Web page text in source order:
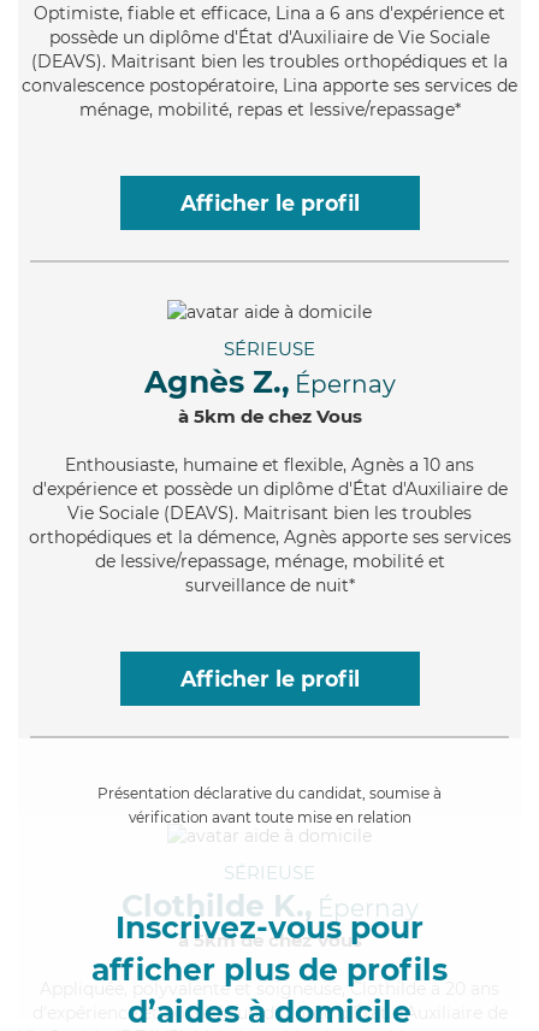
Optimiste, fiable et efficace, Lina a 6 ans d'expérience et
possède un diplôme d'État d'Auxiliaire de Vie Sociale
(DEAVS). Maitrisant bien les troubles orthopédiques et la
convalescence postopératoire, Lina apporte ses services de
ménage, mobilité, repas et lessive/repassage*
Afficher le profil
SÉRIEUSE
Agnès Z., Épernay
à 5km de chez Vous
Enthousiaste, humaine et flexible, Agnès a 10 ans
d'expérience et possède un diplôme d'État d'Auxiliaire de
Vie Sociale (DEAVS). Maitrisant bien les troubles
orthopédiques et la démence, Agnès apporte ses services
de lessive/repassage, ménage, mobilité et
surveillance de nuit*
Afficher le profil
Présentation déclarative du candidat, soumise à
vérification avant toute mise en relation
Inscrivez-vous pour
afficher plus de profils
d’aides à domicile
SÉRIEUSE
Clothilde K., Épernay
à 5km de chez Vous
, polyvalente et soigneuse, Clothilde a 20 ans
d'expérience et possède un diplôme d'État d'Auxiliaire de